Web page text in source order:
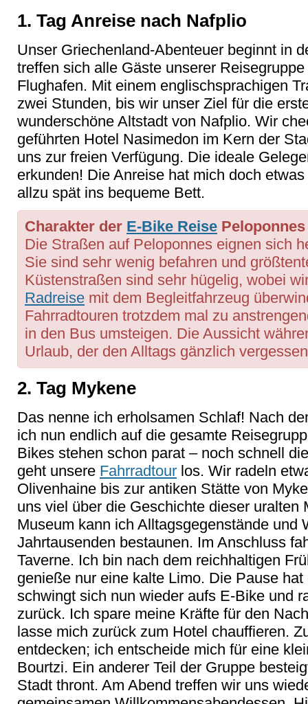
1. Tag Anreise nach Nafplio
Unser Griechenland-Abenteuer beginnt in
treffen sich alle Gäste unserer
Flughafen. Mit einem englischsprachigen
zwei Stunden, bis wir unser Ziel für die
wunderschöne Altstadt von Nafplio. Wir
geführten Hotel Nasimedon im Kern der
uns zur freien Verfügung. Die ideale
erkunden! Die Anreise hat mich doch
allzu spät ins bequeme Bett.
Charakter der E-Bike Reise
Die Straßen auf Peloponnes eignen sich
Sie sind sehr wenig befahren und
Küstenstraßen sind sehr hügelig, wobei
Radreise mit dem Begleitfahrzeug
Fahrradtouren trotzdem mal zu
in den Bus umsteigen. Die Aussicht
Urlaub, der den Alltags gänzlich
2. Tag Mykene
Das nenne ich erholsamen Schlaf! Nach
ich nun endlich auf die gesamte
Bikes stehen schon parat – noch schnell
geht unsere Fahrradtour los. Wir radeln
Olivenhaine bis zur antiken Stätte von
uns viel über die Geschichte dieser uralten
Museum kann ich Alltagsgegenstände und
Jahrtausenden bestaunen. Im Anschluss
Taverne. Ich bin nach dem reichhaltigen
genieße nur eine kalte Limo. Die Pause
schwingt sich nun wieder aufs E-Bike und
zurück. Ich spare meine Kräfte für den
lasse mich zurück zum Hotel chauffieren.
entdecken; ich entscheide mich für eine
Bourtzi. Ein anderer Teil der Gruppe
Stadt thront. Am Abend treffen wir uns